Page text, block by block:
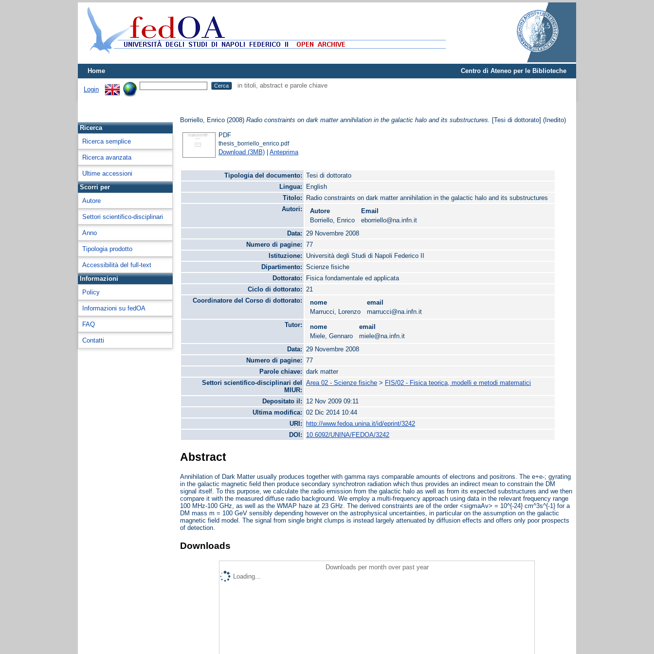
Home Centro di Ateneo per le Biblioteche
Login
in titoli, abstract e parole chiave
Ricerca
Ricerca semplice
Ricerca avanzata
Ultime accessioni
Scorri per
Autore
Settori scientifico-disciplinari
Anno
Tipologia prodotto
Accessibilità del full-text
Informazioni
Policy
Informazioni su fedOA
FAQ
Contatti
Borriello, Enrico (2008)Radio constraints on dark matter annihilation in the galactic halo and its substructures. [Tesi di dottorato] (Inedito)
PDF
thesis_borriello_enrico.pdf
Download (3MB) |Anteprima
Tipologia del documento:
Tesi di dottorato
Lingua:
English
Titolo:
Radio constraints on dark matter annihilation in the galactic halo and its substructures
Autori:
Autore
Email
Borriello, Enrico
eborriello@na.infn.it
Data:
29 Novembre 2008
Numero di pagine:
77
Istituzione:
Università degli Studi di Napoli Federico II
Dipartimento:
Scienze fisiche
Dottorato:
Fisica fondamentale ed applicata
Ciclo di dottorato:
21
Coordinatore del Corso di dottorato:
nome
email
Marrucci, Lorenzo
marrucci@na.infn.it
Tutor:
nome
email
Miele, Gennaro
miele@na.infn.it
Data:
29 Novembre 2008
Numero di pagine:
77
Parole chiave:
dark matter
Settori scientifico-disciplinari del
MIUR:
Area 02 - Scienze fisiche > FIS/02 - Fisica teorica, modelli e metodi matematici
Depositato il:
12 Nov 2009 09:11
Ultima modifica:
02 Dic 2014 10:44
URI:
http://www.fedoa.unina.it/id/eprint/3242
DOI:
10.6092/UNINA/FEDOA/3242
Abstract
Annihilation of Dark Matter usually produces together with gamma rays comparable amounts of electrons and positrons. The e+e-; gyrating
in the galactic magnetic field then produce secondary synchrotron radiation which thus provides an indirect mean to constrain the DM
signal itself. To this purpose, we calculate the radio emission from the galactic halo as well as from its expected substructures and we then
compare it with the measured diffuse radio background. We employ a multi-frequency approach using data in the relevant frequency range
100 MHz-100 GHz, as well as the WMAP haze at 23 GHz. The derived constraints are of the order <sigmaAv> = 10^{-24} cm^3s^{-1} for a
DM mass m = 100 GeV sensibly depending however on the astrophysical uncertainties, in particular on the assumption on the galactic
magnetic field model. The signal from single bright clumps is instead largely attenuated by diffusion effects and offers only poor prospects
of detection.
Downloads
Downloads per month over past year
Loading...